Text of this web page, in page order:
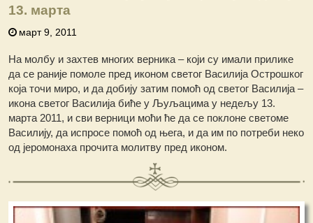
13. марта
март 9, 2011
На молбу и захтев многих верника – који су имали прилике
да се раније помоле пред иконом светог Василија Острошког
која точи миро, и да добију затим помоћ од светог Василија –
икона светог Василија биће у Љуљацима у недељу 13.
марта 2011, и сви верници моћи ће да се поклоне светоме
Василију, да испросе помоћ од њега, и да им по потреби неко
од јеромонаха прочита молитву пред иконом.